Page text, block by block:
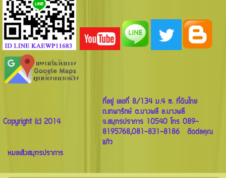
Copyright (c) 2014
ที่อยู่ เลขที่ 8/134 ม.4 ซ. ที่ดินไทย
ถ.เทพารักษ์ ต.บางพลี อ.บางพลี
จ.สมุทรปราการ 10540 โทร 089-
8195768,081-831-8186 ติดต่อคุณ
แก้ว
หมอเส็งสมุทรปราการ